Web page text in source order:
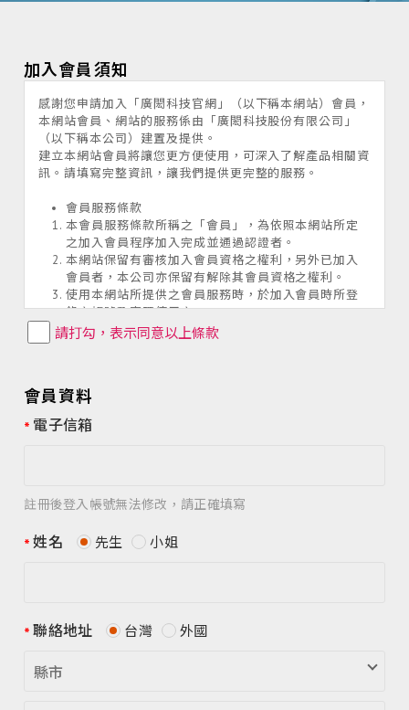
加入會員須知
感謝您申請加入「廣閎科技官網」（以下稱本網站）會員，
本網站會員、網站的服務係由「廣閎科技股份有限公司」
（以下稱本公司）建置及提供。
建立本網站會員將讓您更方便使用，可深入了解產品相關資
訊。請填寫完整資訊，讓我們提供更完整的服務。
會員服務條款
本會員服務條款所稱之「會員」，為依照本網站所定
之加入會員程序加入完成並通過認證者。
本網站保留有審核加入會員資格之權利，另外已加入
會員者，本公司亦保留有解除其會員資格之權利。
使用本網站所提供之會員服務時，於加入會員時所登
錄之帳號及密碼使用之。
會員須善盡帳號及密碼的使用與管理之責任。
請打勾，表示同意以上條款
會員資料
電子信箱
註冊後登入帳號無法修改，請正確填寫
姓名 先生 小姐
聯絡地址 台灣 外國